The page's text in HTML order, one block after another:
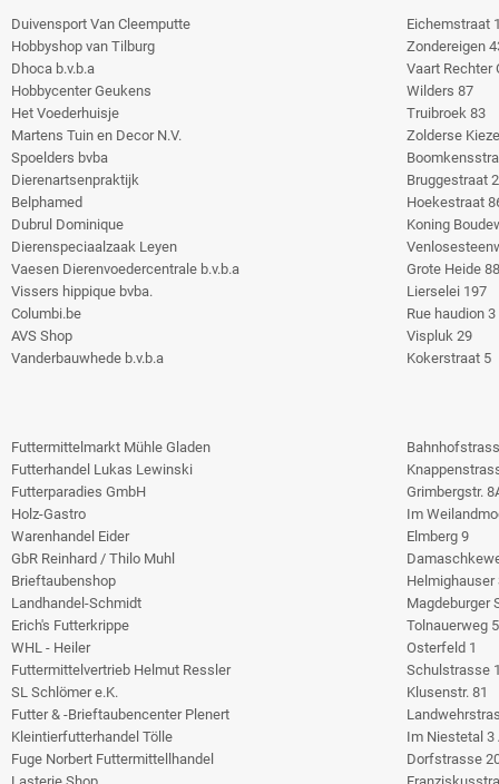
Duivensport Van Cleemputte
Eichemstraat
Hobbyshop van Tilburg
Zondereigen
Dhoca b.v.b.a
Vaart Rechter
Hobbycenter Geukens
Wilders 87
Het Voederhuisje
Truibroek 83
Martens Tuin en Decor N.V.
Zolderse
Spoelders bvba
Dierenartsenpraktijk
Bruggestraat
Belphamed
Hoekestraat
Dubrul Dominique
Koning
Dierenspeciaalzaak Leyen
Vaesen Dierenvoedercentrale b.v.b.a
Grote Heide 88
Vissers hippique bvba.
Lierselei 197
Columbi.be
Rue haudion 3
AVS Shop
Vispluk 29
Vanderbauwhede b.v.b.a
Kokerstraat 5
Futtermittelmarkt Mühle Gladen
Futterhandel Lukas Lewinski
Futterparadies GmbH
Grimbergstr.
Holz-Gastro
Im
Warenhandel Eider
Elmberg 9
GbR Reinhard / Thilo Muhl
Brieftaubenshop
Helmighauser
Landhandel-Schmidt
Magdeburger
Erich's Futterkrippe
Tolnauerweg 5
WHL - Heiler
Osterfeld 1
Futtermittelvertrieb Helmut Ressler
Schulstrasse
SL Schlömer e.K.
Klusenstr. 81
Futter & -Brieftaubencenter Plenert
Kleintierfutterhandel Tölle
Im Niestetal 3
Fuge Norbert Futtermittellhandel
Dorfstrasse